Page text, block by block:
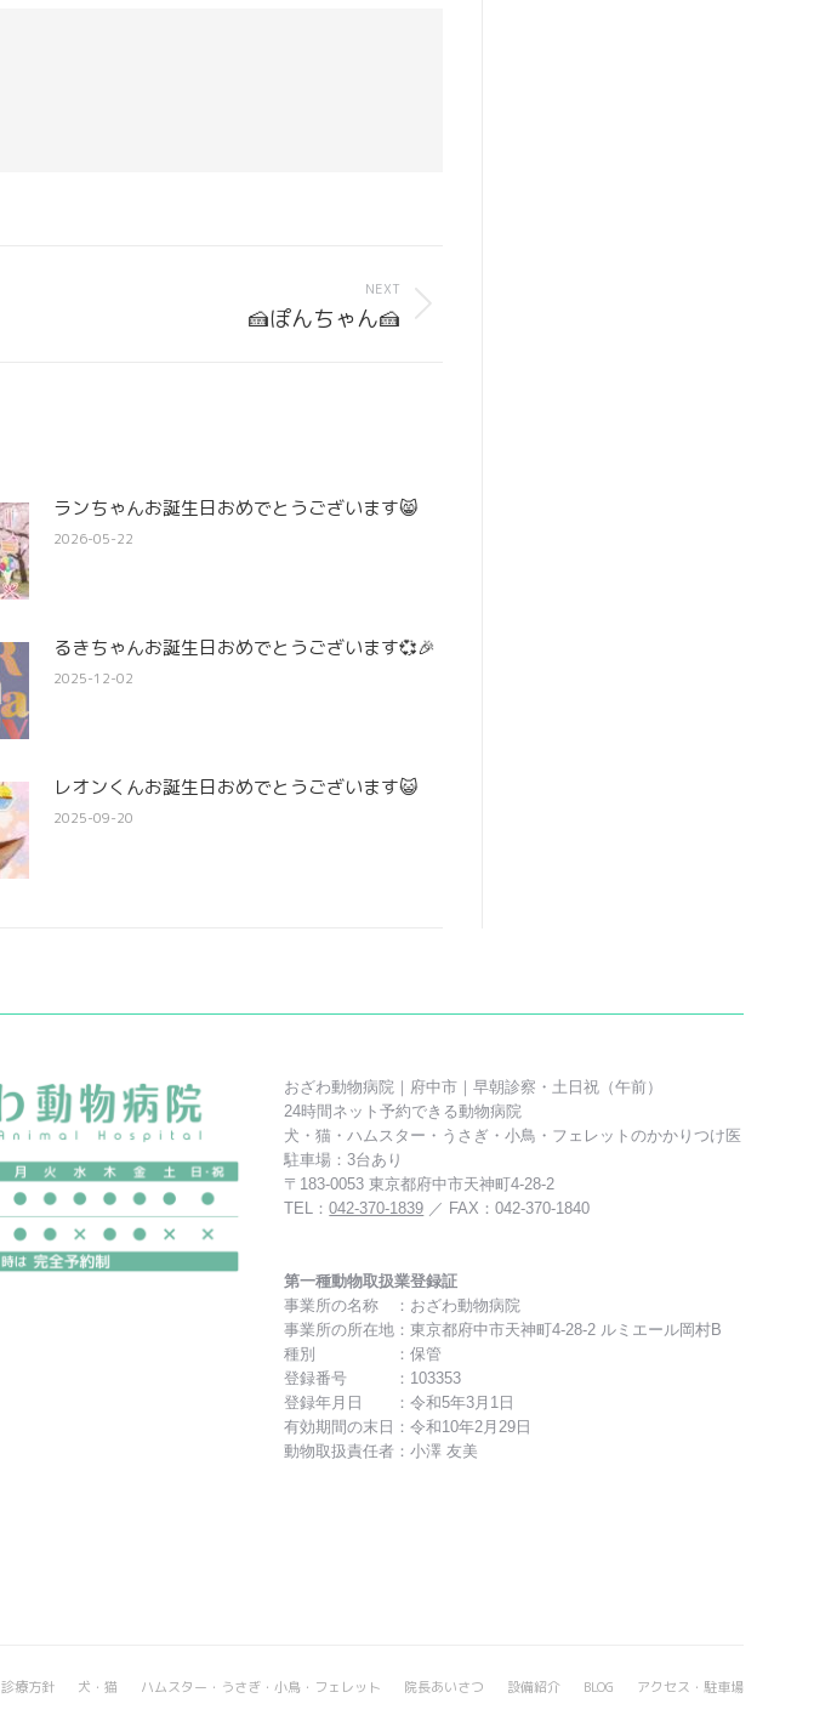
NEXT
🍰ぽんちゃん🍰
ランちゃんお誕生日おめでとうございます😸
2026-05-22
るきちゃんお誕生日おめでとうございます💞🎉
2025-12-02
レオンくんお誕生日おめでとうございます😺
2025-09-20
おざわ動物病院｜府中市｜早朝診察・土日祝（午前）
24時間ネット予約できる動物病院
犬・猫・ハムスター・うさぎ・小鳥・フェレットのかかりつけ医
駐車場：3台あり
〒183-0053 東京都府中市天神町4-28-2
TEL：042-370-1839 ／ FAX：042-370-1840
第一種動物取扱業登録証
事業所の名称 ：おざわ動物病院
事業所の所在地：東京都府中市天神町4-28-2 ルミエール岡村B
種別 ：保管
登録番号 ：103353
登録年月日 ：令和5年3月1日
有効期間の末日：令和10年2月29日
動物取扱責任者：小澤 友美
診療方針 犬・猫 ハムスター・うさぎ・小鳥・フェレット 院長あいさつ 設備紹介 BLOG アクセス・駐車場